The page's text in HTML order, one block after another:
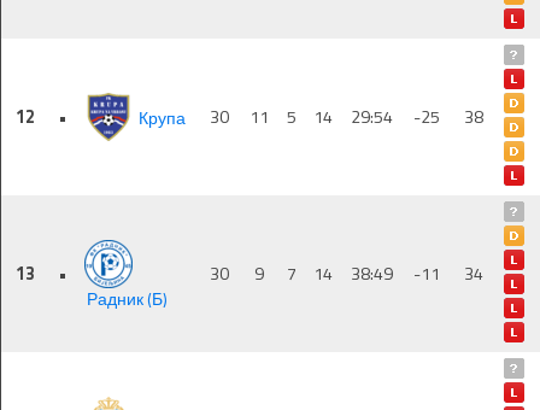
12 • Крупа 30 11 5 14 29:54 -25 38
13
•
Радник (Б)
30 9 7 14 38:49 -11 34